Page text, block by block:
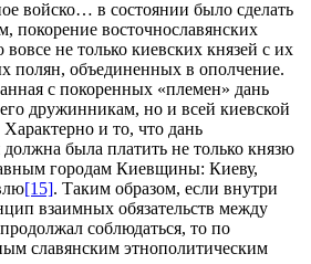
войско… в состоянии было сделать
покорение восточнославянских
не только киевских князей с их
полян, объединенных в ополчение.
с покоренных «племен» дань
дружинникам, но и всей киевской
Характерно и то, что дань
была платить не только князю
городам Киевщины: Киеву,
[15]. Таким образом, если внутри
взаимных обязательств между
соблюдаться, то по
славянским этнополитическим